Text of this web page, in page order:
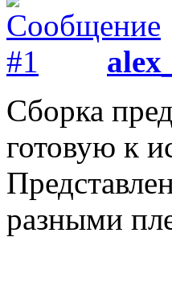
Сборка
готовую к
разными